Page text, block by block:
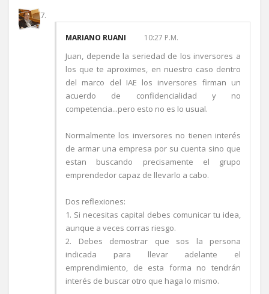
MARIANO RUANI 10:27 P.M.
Juan, depende la seriedad de los inversores a
los que te aproximes, en nuestro caso dentro
del marco del IAE los inversores firman un
acuerdo de confidencialidad y no
competencia...pero esto no es lo usual.
Normalmente los inversores no tienen interés
de armar una empresa por su cuenta sino que
estan buscando precisamente el grupo
emprendedor capaz de llevarlo a cabo.
Dos reflexiones:
1. Si necesitas capital debes comunicar tu idea,
aunque a veces corras riesgo.
2. Debes demostrar que sos la persona
indicada para llevar adelante el
emprendimiento, de esta forma no tendrán
interés de buscar otro que haga lo mismo.